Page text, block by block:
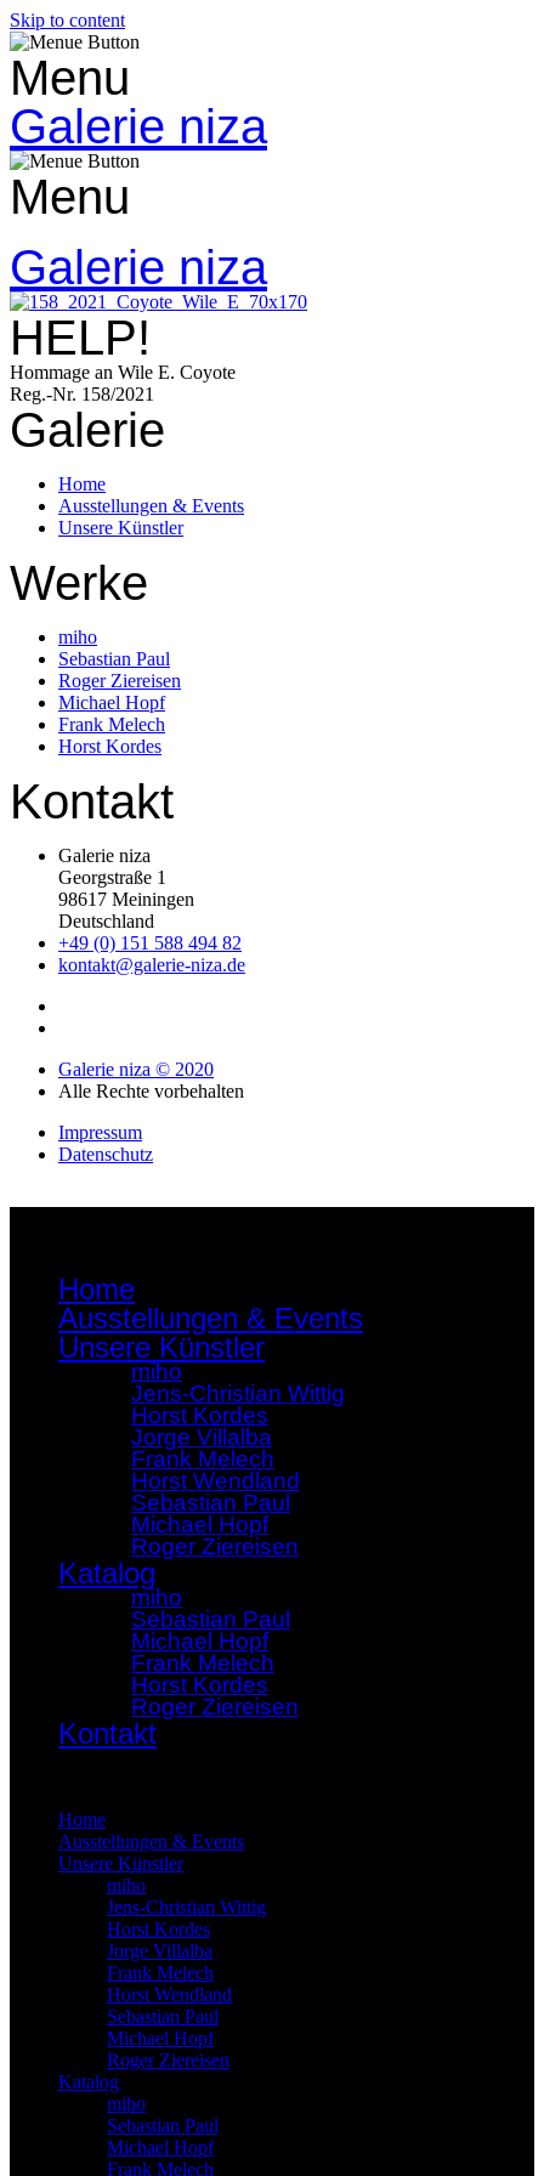
Skip to content
Menu
Galerie niza
Menu
Galerie niza
HELP!
Hommage an Wile E. Coyote
Reg.-Nr. 158/2021
Galerie
Home
Ausstellungen & Events
Unsere Künstler
Werke
miho
Sebastian Paul
Roger Ziereisen
Michael Hopf
Frank Melech
Horst Kordes
Kontakt
Galerie niza
Georgstraße 1
98617 Meiningen
Deutschland
+49 (0) 151 588 494 82
kontakt@galerie-niza.de
Galerie niza © 2020
Alle Rechte vorbehalten
Impressum
Datenschutz
Home
Ausstellungen & Events
Unsere Künstler
miho
Jens-Christian Wittig
Horst Kordes
Jorge Villalba
Frank Melech
Horst Wendland
Sebastian Paul
Michael Hopf
Roger Ziereisen
Katalog
miho
Sebastian Paul
Michael Hopf
Frank Melech
Horst Kordes
Roger Ziereisen
Kontakt
Home
Ausstellungen & Events
Unsere Künstler
miho
Jens-Christian Wittig
Horst Kordes
Jorge Villalba
Frank Melech
Horst Wendland
Sebastian Paul
Michael Hopf
Roger Ziereisen
Katalog
miho
Sebastian Paul
Michael Hopf
Frank Melech